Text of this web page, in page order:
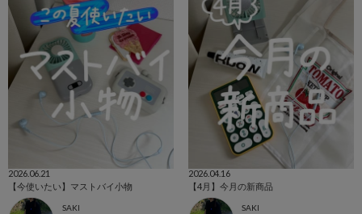
2026.06.21
【今使いたい】マストバイ小物
SAKI
2026.04.16
【4月】今月の新商品
SAKI